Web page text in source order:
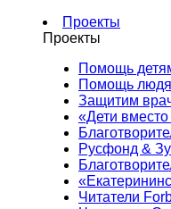
Проекты
Проекты
Помощь
Помощь
Защитим
«Дети
Русфонд &
Читатели